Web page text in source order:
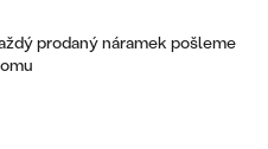
DIAMANTEM
prodaný náramek pošleme